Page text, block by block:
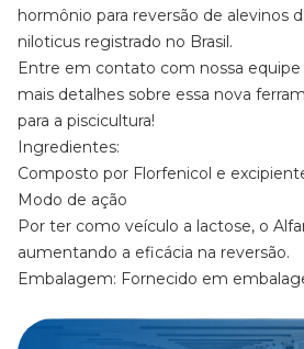
hormônio para reversão de alevinos
niloticus registrado no Brasil.
Entre em contato com nossa
mais detalhes sobre essa nova
para a piscicultura!
Ingredientes:
Composto por Florfenicol e
Modo de ação
Por ter como veículo a lactose, o
aumentando a eficácia na reversão.
Embalagem: Fornecido em